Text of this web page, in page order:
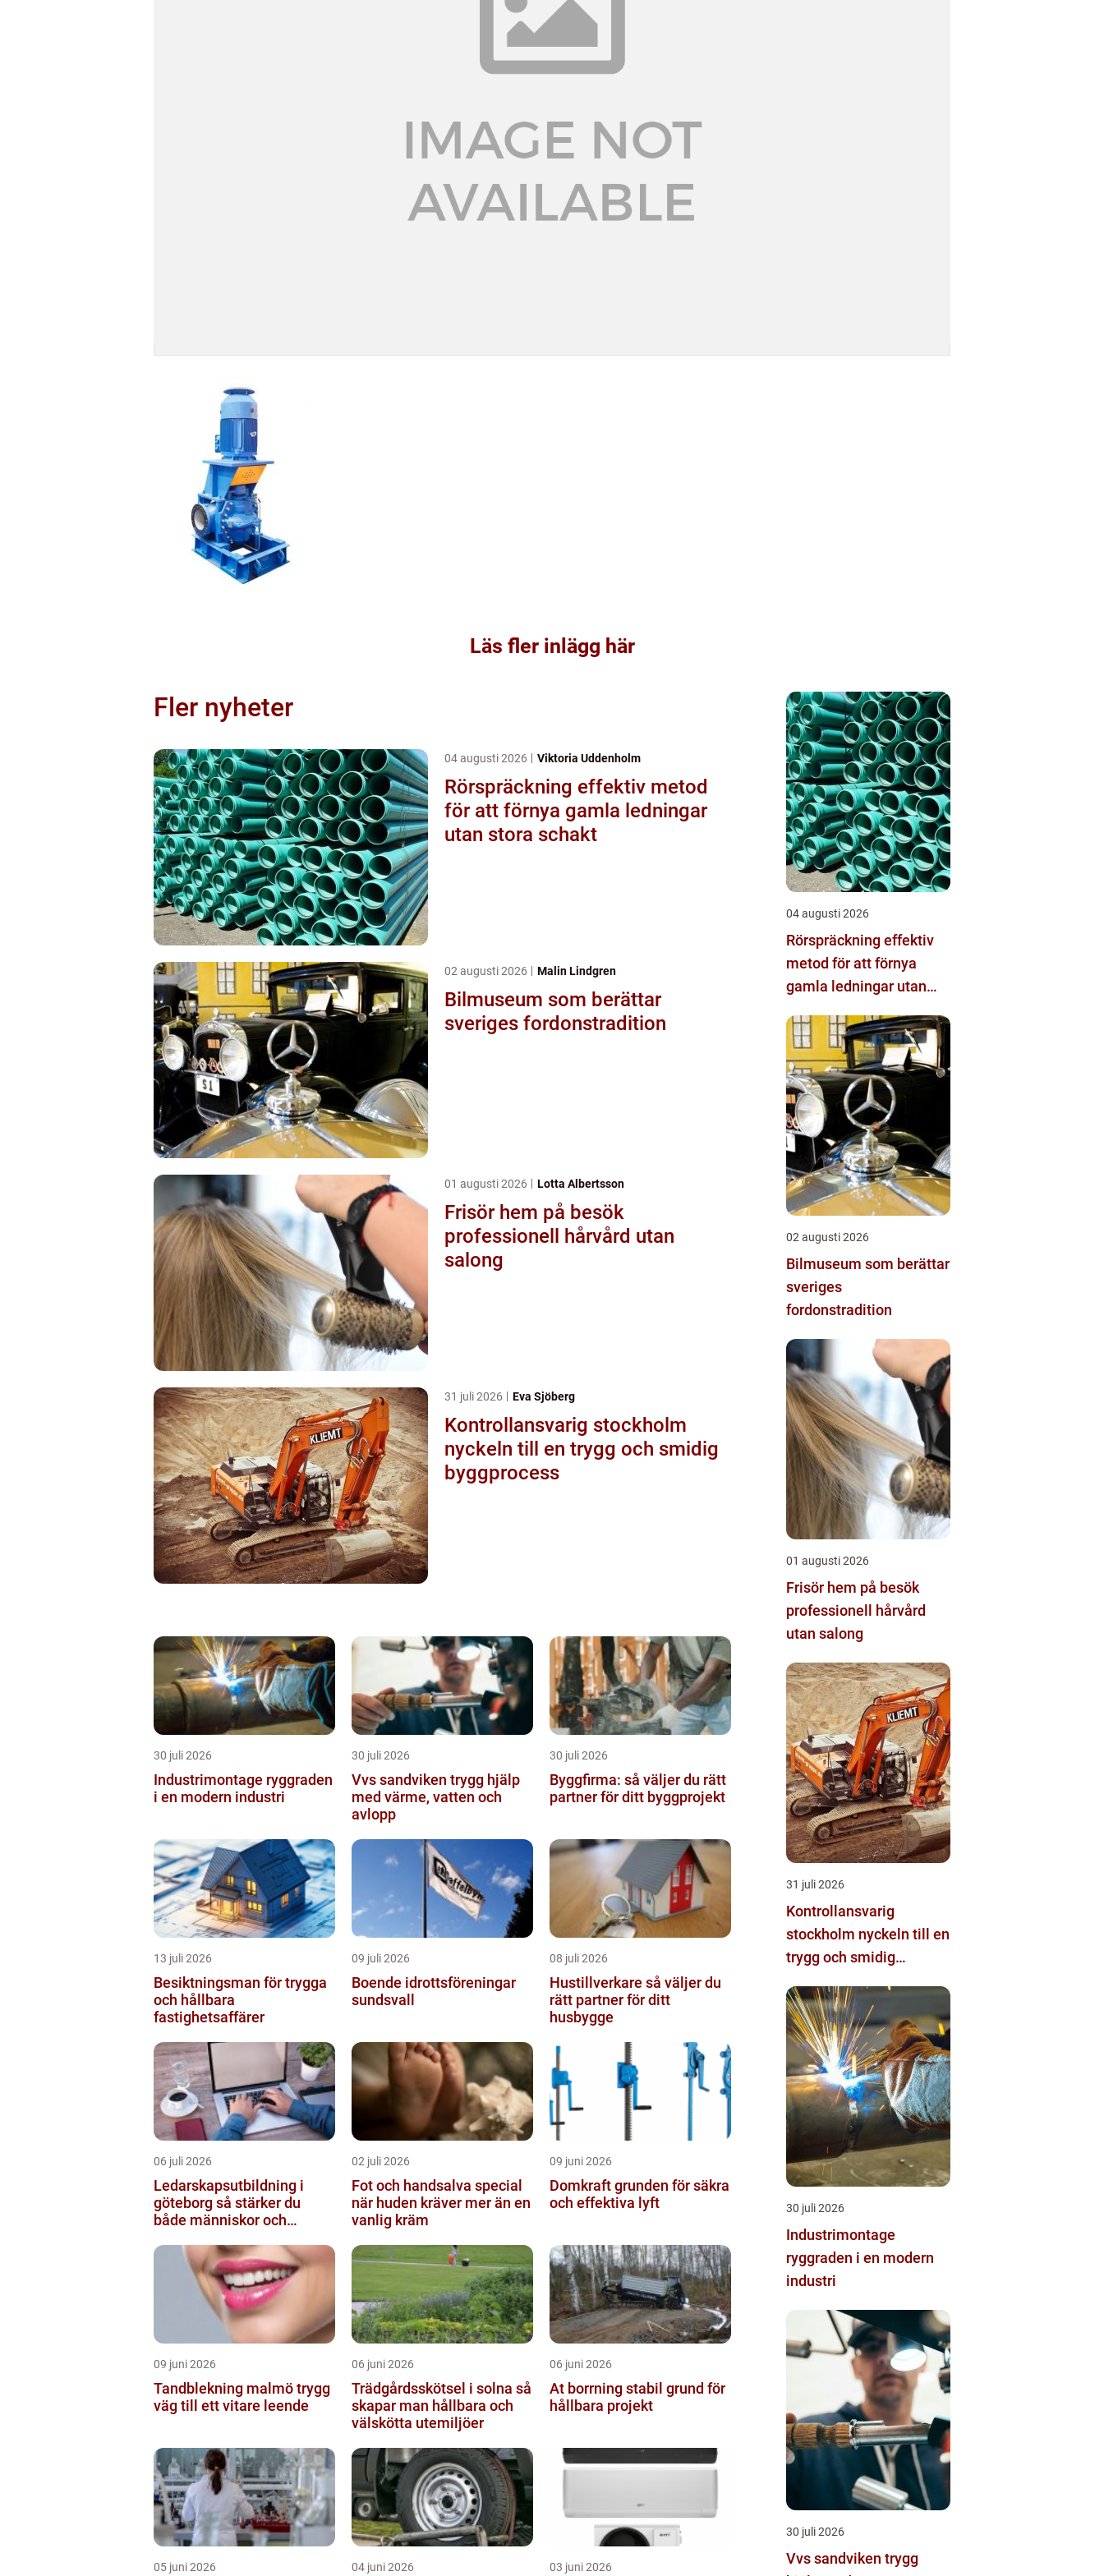
Läs fler inlägg här
Fler nyheter
04 augusti 2026 Viktoria Uddenholm
Rörspräckning effektiv metod
för att förnya gamla ledningar
utan stora schakt
02 augusti 2026 Malin Lindgren
Bilmuseum som berättar
sveriges fordonstradition
01 augusti 2026 Lotta Albertsson
Frisör hem på besök
professionell hårvård utan
salong
31 juli 2026 Eva Sjöberg
Kontrollansvarig stockholm
nyckeln till en trygg och smidig
byggprocess
30 juli 2026
Industrimontage ryggraden
i en modern industri
30 juli 2026
Vvs sandviken trygg hjälp
med värme, vatten och
avlopp
30 juli 2026
Byggfirma: så väljer du rätt
partner för ditt byggprojekt
13 juli 2026
Besiktningsman för trygga
och hållbara
fastighetsaffärer
09 juli 2026
Boende idrottsföreningar
sundsvall
08 juli 2026
Hustillverkare så väljer du
rätt partner för ditt
husbygge
06 juli 2026
Ledarskapsutbildning i
göteborg så stärker du
både människor och
02 juli 2026
Fot och handsalva special
när huden kräver mer än en
vanlig kräm
09 juni 2026
Domkraft grunden för säkra
och effektiva lyft
09 juni 2026
Tandblekning malmö trygg
väg till ett vitare leende
06 juni 2026
Trädgårdsskötsel i solna så
skapar man hållbara och
välskötta utemiljöer
06 juni 2026
At borrning stabil grund för
hållbara projekt
05 juni 2026 04 juni 2026 03 juni 2026
04 augusti 2026
Rörspräckning effektiv
metod för att förnya
gamla ledningar utan
02 augusti 2026
Bilmuseum som berättar
sveriges
fordonstradition
01 augusti 2026
Frisör hem på besök
professionell hårvård
utan salong
31 juli 2026
Kontrollansvarig
stockholm nyckeln till en
trygg och smidig
30 juli 2026
Industrimontage
ryggraden i en modern
industri
30 juli 2026
Vvs sandviken trygg